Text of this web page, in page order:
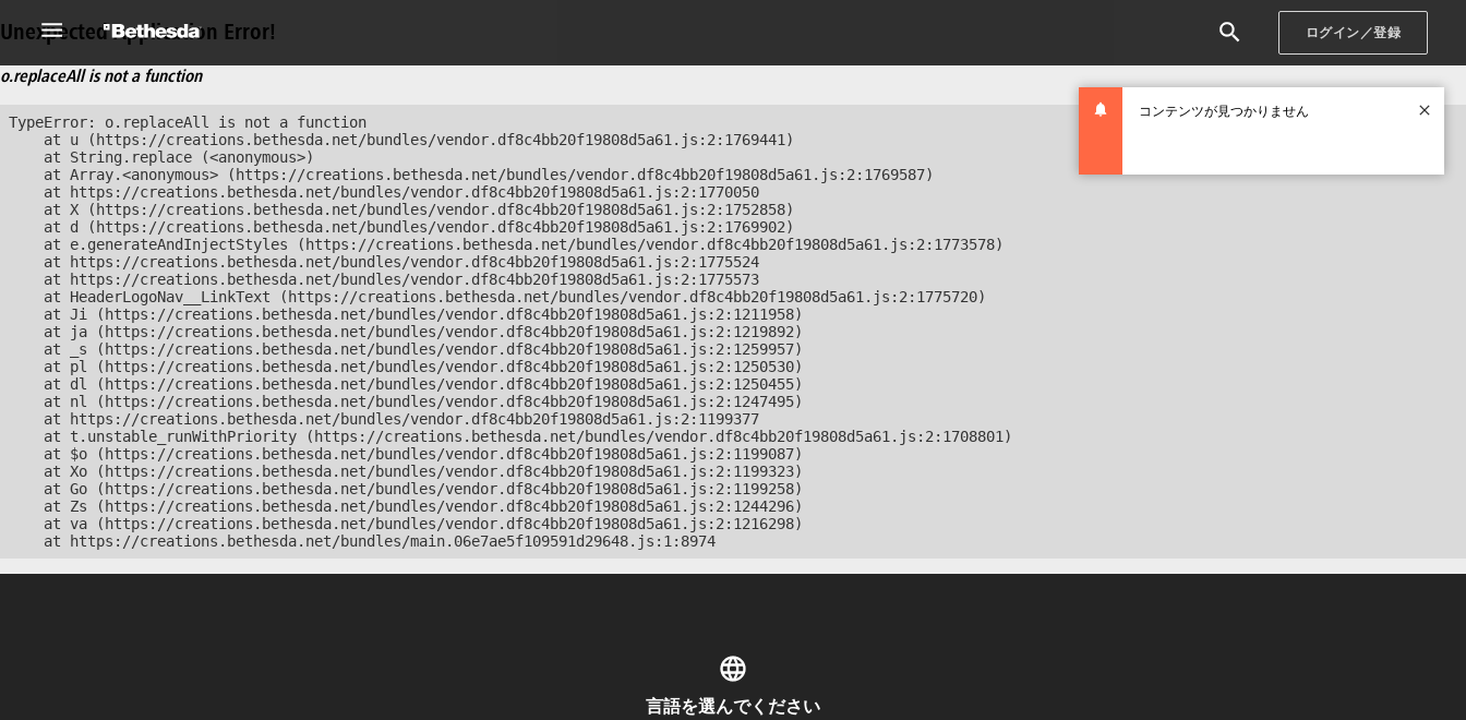
ログイン／登録
コンテンツが見つかりません
Unexpected Application Error!
o.replaceAll is not a function
TypeError: o.replaceAll is not a function
    at u (https://creations.bethesda.net/bundles/vendor.df8c4bb20f19808d5a61.js:2:1769441)
    at String.replace (<anonymous>)
    at Array.<anonymous> (https://creations.bethesda.net/bundles/vendor.df8c4bb20f19808d5a61.js:2:1769587)
    at https://creations.bethesda.net/bundles/vendor.df8c4bb20f19808d5a61.js:2:1770050
    at X (https://creations.bethesda.net/bundles/vendor.df8c4bb20f19808d5a61.js:2:1752858)
    at d (https://creations.bethesda.net/bundles/vendor.df8c4bb20f19808d5a61.js:2:1769902)
    at e.generateAndInjectStyles (https://creations.bethesda.net/bundles/vendor.df8c4bb20f19808d5a61.js:2:1773578)
    at https://creations.bethesda.net/bundles/vendor.df8c4bb20f19808d5a61.js:2:1775524
    at https://creations.bethesda.net/bundles/vendor.df8c4bb20f19808d5a61.js:2:1775573
    at HeaderLogoNav__LinkText (https://creations.bethesda.net/bundles/vendor.df8c4bb20f19808d5a61.js:2:1775720)
    at Ji (https://creations.bethesda.net/bundles/vendor.df8c4bb20f19808d5a61.js:2:1211958)
    at ja (https://creations.bethesda.net/bundles/vendor.df8c4bb20f19808d5a61.js:2:1219892)
    at _s (https://creations.bethesda.net/bundles/vendor.df8c4bb20f19808d5a61.js:2:1259957)
    at pl (https://creations.bethesda.net/bundles/vendor.df8c4bb20f19808d5a61.js:2:1250530)
    at dl (https://creations.bethesda.net/bundles/vendor.df8c4bb20f19808d5a61.js:2:1250455)
    at nl (https://creations.bethesda.net/bundles/vendor.df8c4bb20f19808d5a61.js:2:1247495)
    at https://creations.bethesda.net/bundles/vendor.df8c4bb20f19808d5a61.js:2:1199377
    at t.unstable_runWithPriority (https://creations.bethesda.net/bundles/vendor.df8c4bb20f19808d5a61.js:2:1708801)
    at $o (https://creations.bethesda.net/bundles/vendor.df8c4bb20f19808d5a61.js:2:1199087)
    at Xo (https://creations.bethesda.net/bundles/vendor.df8c4bb20f19808d5a61.js:2:1199323)
    at Go (https://creations.bethesda.net/bundles/vendor.df8c4bb20f19808d5a61.js:2:1199258)
    at Zs (https://creations.bethesda.net/bundles/vendor.df8c4bb20f19808d5a61.js:2:1244296)
    at va (https://creations.bethesda.net/bundles/vendor.df8c4bb20f19808d5a61.js:2:1216298)
    at https://creations.bethesda.net/bundles/main.06e7ae5f109591d29648.js:1:8974
言語を選んでください